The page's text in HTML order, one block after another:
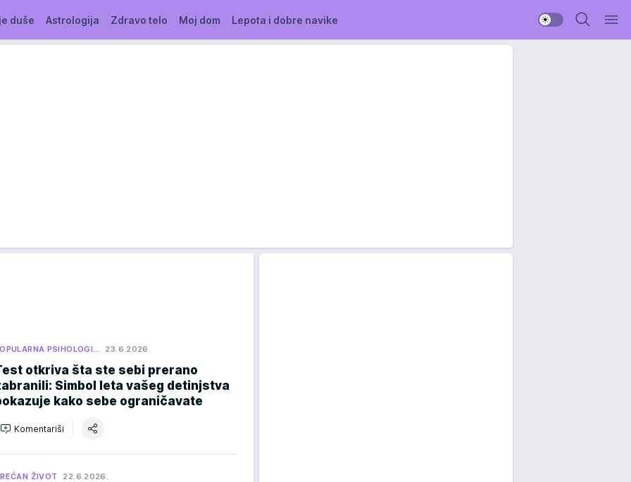
duše Astrologija Zdravo telo Moj dom Lepota i dobre navike
PSIHOLOGI… 23.6.2026.
otkriva šta ste sebi prerano
Simbol leta vašeg detinjstva
kako sebe ograničavate
Komentariši
ŽIVOT 22.6.2026.